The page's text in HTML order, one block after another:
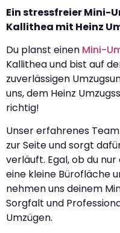
Ein stressfreier Mini-
Kallithea mit Heinz
Du planst einen Mini-
Kallithea und bist auf
zuverlässigen
uns, dem Heinz
richtig!
Unser erfahrenes
zur Seite und sorgt
verläuft. Egal, ob du
eine kleine Bürofläche
nehmen uns deinem
Sorgfalt und
Umzügen.